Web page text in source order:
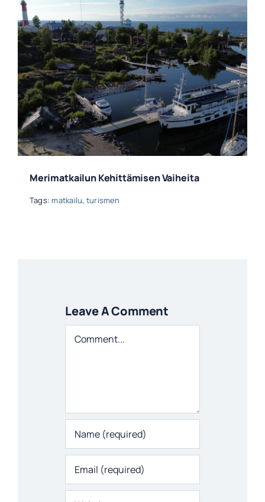
Merimatkailun Kehittämisen Vaiheita
Tags: matkailu, turismen
Leave A Comment
Comment